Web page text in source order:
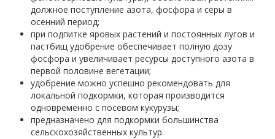
должное поступление азота, фосфора и серы в
осенний период;
при подпитке яровых растений и постоянных лугов и
пастбищ удобрение обеспечивает полную дозу
фосфора и увеличивает ресурсы доступного азота в
первой половине вегетации;
удобрение можно успешно рекомендовать для
локальной подкормки, которая производится
одновременно с посевом кукурузы;
предназначено для подкормки большинства
сельскохозяйственных культур.